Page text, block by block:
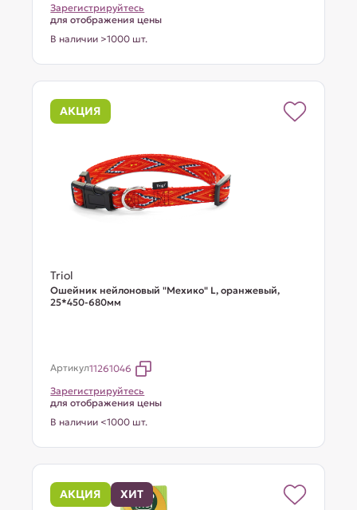
Зарегистрируйтесь
для отображения цены
В наличии >1000 шт.
АКЦИЯ
Triol
Ошейник нейлоновый "Мехико" L, оранжевый,
25*450-680мм
Артикул11261046
Зарегистрируйтесь
для отображения цены
В наличии <1000 шт.
АКЦИЯ ХИТ